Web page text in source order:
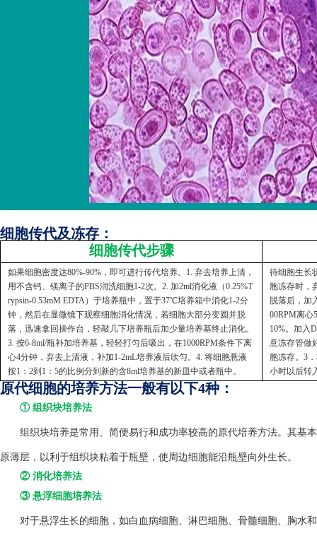
细胞传代及冻存：
细胞传代步骤
如果细胞密度达80%-90%，即可进行传代培养。1. 弃去培养上清，
用不含钙、镁离子的PBS润洗细胞1-2次。2. 加2ml消化液（0.25%T
rypsin-0.53mM EDTA）于培养瓶中，置于37℃培养箱中消化1-2分
钟，然后在显微镜下观察细胞消化情况，若细胞大部分变圆并脱
落，迅速拿回操作台，轻敲几下培养瓶后加少量培养基终止消化。
3. 按6-8ml/瓶补加培养基，轻轻打匀后吸出，在1000RPM条件下离
心4分钟，弃去上清液，补加1-2mL培养液后吹匀。4. 将细胞悬液
按1：2到1：5的比例分到新的含8ml培养基的新皿中或者瓶中。
待细胞生长
胞冻存时，
脱落后，加
00RPM离心
10%。加入
意冻存管做
胞冻存。3
小时以后转
原代细胞的培养方法一般有以下4种：
① 组织块培养法
组织块培养是常用、简便易行和成功率较高的原代培养方法。其基
原薄层，以利于组织块粘着于瓶壁，使周边细胞能沿瓶壁向外生长。
② 消化培养法
③ 悬浮细胞培养法
对于悬浮生长的细胞，如白血病细胞、淋巴细胞、骨髓细胞、胸水